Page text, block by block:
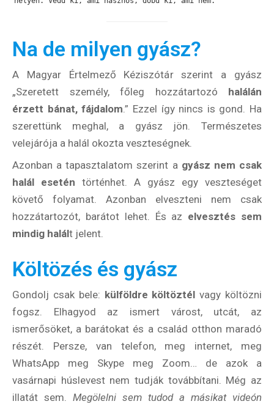
Na de milyen gyász?
A Magyar Értelmező Kéziszótár szerint a gyász
„Szeretett személy, főleg hozzátartozó halálán
érzett bánat, fájdalom .” Ezzel így nincs is gond. Ha
szerettünk meghal, a gyász jön. Természetes
velejárója a halál okozta veszteségnek.
Azonban a tapasztalatom szerint a gyász nem csak
halál esetén történhet. A gyász egy veszteséget
követő folyamat. Azonban elveszteni nem csak
hozzátartozót, barátot lehet. És az elvesztés sem
mindig halált jelent.
Költözés és gyász
Gondolj csak bele: külföldre költöztél vagy költözni
fogsz. Elhagyod az ismert várost, utcát, az
ismerősöket, a barátokat és a család otthon maradó
részét. Persze, van telefon, meg internet, meg
WhatsApp meg Skype meg Zoom… de azok a
vasárnapi húslevest nem tudják továbbítani. Még az
illatát sem. Megölelni sem tudod a másikat videón